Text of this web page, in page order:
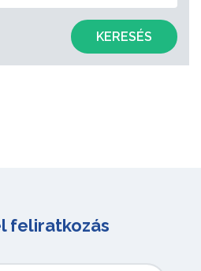
KERESÉS
feliratkozás